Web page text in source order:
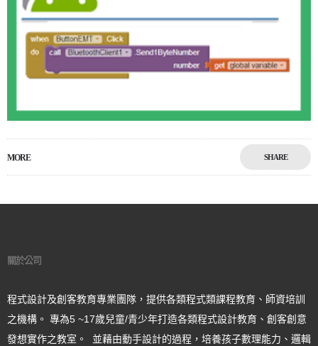
MORE SHARE
關於公司
程式設計及創客教育專業團隊，提供各類程式類課程教育、師資培訓
之機構。 專為5 ~17歲兒童/青少年打造各類程式設計教育、創客創意
發想實作之教室。 並藉由動手設計的過程，培養孩子數理能力、邏輯